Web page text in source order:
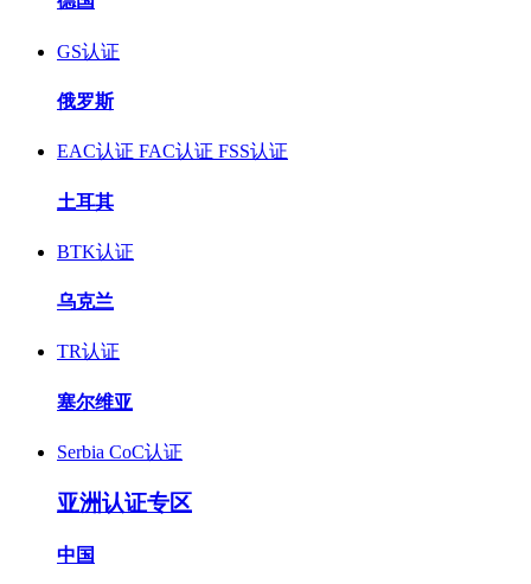
GS认证
俄罗斯
EAC认证 FAC认证 FSS认证
土耳其
BTK认证
乌克兰
TR认证
塞尔维亚
Serbia CoC认证
亚洲认证专区
中国